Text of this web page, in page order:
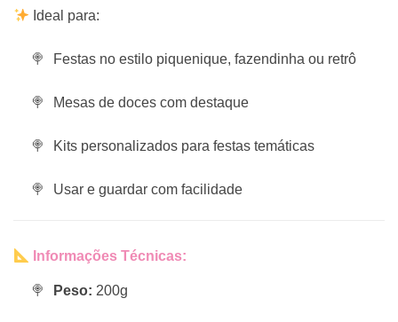
Ideal para:
Festas no estilo piquenique, fazendinha ou retrô
Mesas de doces com destaque
Kits personalizados para festas temáticas
Usar e guardar com facilidade
Informações Técnicas:
Peso: 200g